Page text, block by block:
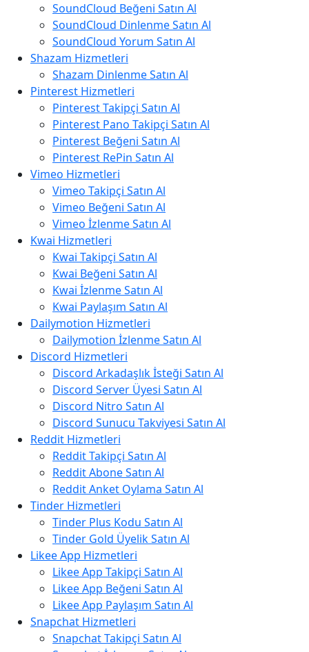
SoundCloud Beğeni Satın Al
SoundCloud Dinlenme Satın Al
SoundCloud Yorum Satın Al
Shazam Hizmetleri
Shazam Dinlenme Satın Al
Pinterest Hizmetleri
Pinterest Takipçi Satın Al
Pinterest Pano Takipçi Satın Al
Pinterest Beğeni Satın Al
Pinterest RePin Satın Al
Vimeo Hizmetleri
Vimeo Takipçi Satın Al
Vimeo Beğeni Satın Al
Vimeo İzlenme Satın Al
Kwai Hizmetleri
Kwai Takipçi Satın Al
Kwai Beğeni Satın Al
Kwai İzlenme Satın Al
Kwai Paylaşım Satın Al
Dailymotion Hizmetleri
Dailymotion İzlenme Satın Al
Discord Hizmetleri
Discord Arkadaşlık İsteği Satın Al
Discord Server Üyesi Satın Al
Discord Nitro Satın Al
Discord Sunucu Takviyesi Satın Al
Reddit Hizmetleri
Reddit Takipçi Satın Al
Reddit Abone Satın Al
Reddit Anket Oylama Satın Al
Tinder Hizmetleri
Tinder Plus Kodu Satın Al
Tinder Gold Üyelik Satın Al
Likee App Hizmetleri
Likee App Takipçi Satın Al
Likee App Beğeni Satın Al
Likee App Paylaşım Satın Al
Snapchat Hizmetleri
Snapchat Takipçi Satın Al